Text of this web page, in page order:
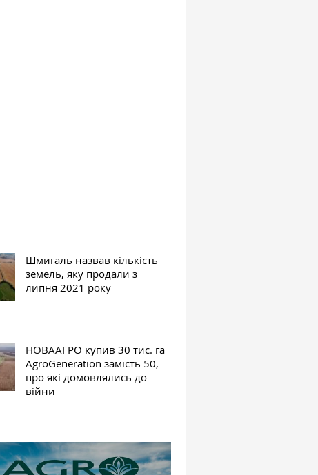
Шмигаль назвав кількість
земель, яку продали з
липня 2021 року
НОВААГРО купив 30 тис. га
AgroGeneration замість 50,
про які домовлялись до
війни